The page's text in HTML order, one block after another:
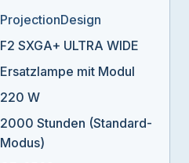
ProjectionDesign
F2 SXGA+ ULTRA WIDE
Ersatzlampe mit Modul
220 W
2000 Stunden (Standard-
Modus)